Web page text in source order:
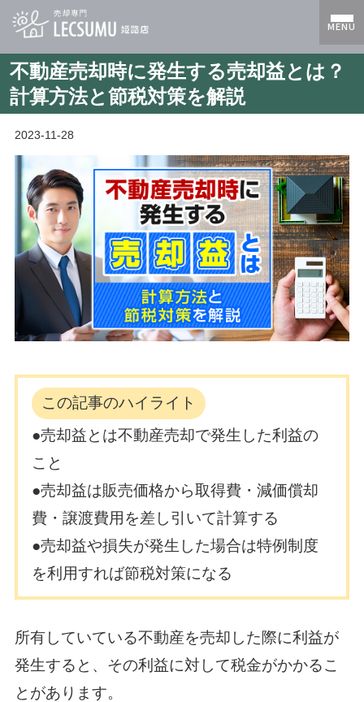
MENU
不動産売却時に発生する売却益とは？
計算方法と節税対策を解説
2023-11-28
この記事のハイライト
●売却益とは不動産売却で発生した利益の
こと
●売却益は販売価格から取得費・減価償却
費・譲渡費用を差し引いて計算する
●売却益や損失が発生した場合は特例制度
を利用すれば節税対策になる
所有していている不動産を売却した際に利益が
発生すると、その利益に対して税金がかかるこ
とがあります。